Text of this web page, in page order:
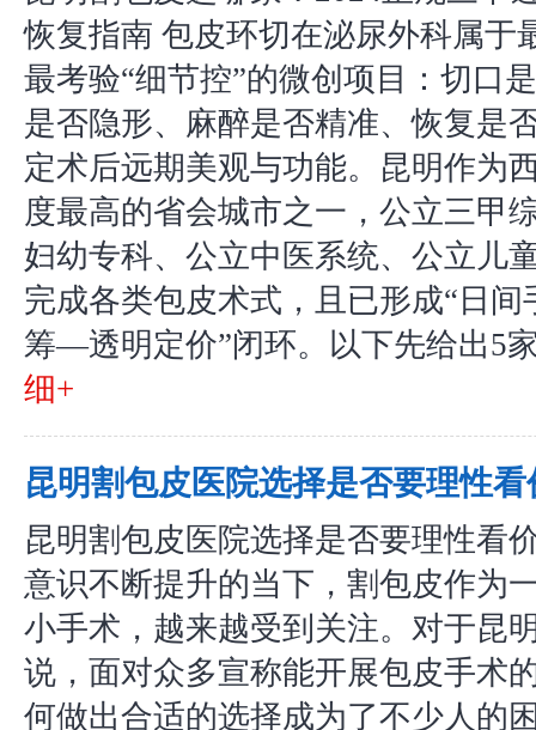
恢复指南 包皮环切在泌尿外科属于
最考验“细节控”的微创项目：切口
是否隐形、麻醉是否精准、恢复是
定术后远期美观与功能。昆明作为
度最高的省会城市之一，公立三甲
妇幼专科、公立中医系统、公立儿
完成各类包皮术式，且已形成“日
筹—透明定价”闭环。以下先给出5
细+
昆明割包皮医院选择是否要理性看
昆明割包皮医院选择是否要理性看
意识不断提升的当下，割包皮作为
小手术，越来越受到关注。对于昆
说，面对众多宣称能开展包皮手术
何做出合适的选择成为了不少人的